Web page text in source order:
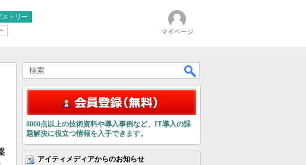
ストリー
マイページ
8000点以上の技術資料や導入事例など、IT導入の課
題解決に役立つ情報を入手できます。
アイティメディアからのお知らせ